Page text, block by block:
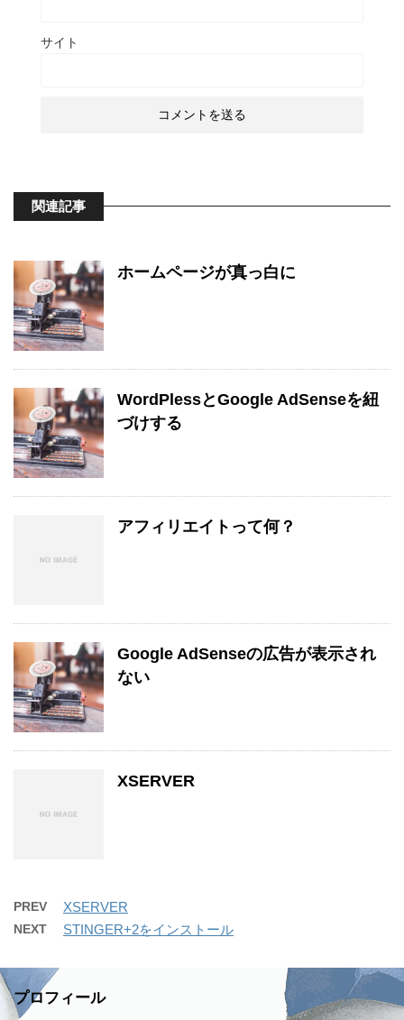
サイト
関連記事
ホームページが真っ白に
WordPlessとGoogle AdSenseを紐
づけする
アフィリエイトって何？
Google AdSenseの広告が表示され
ない
XSERVER
PREV XSERVER
NEXT STINGER+2をインストール
プロフィール